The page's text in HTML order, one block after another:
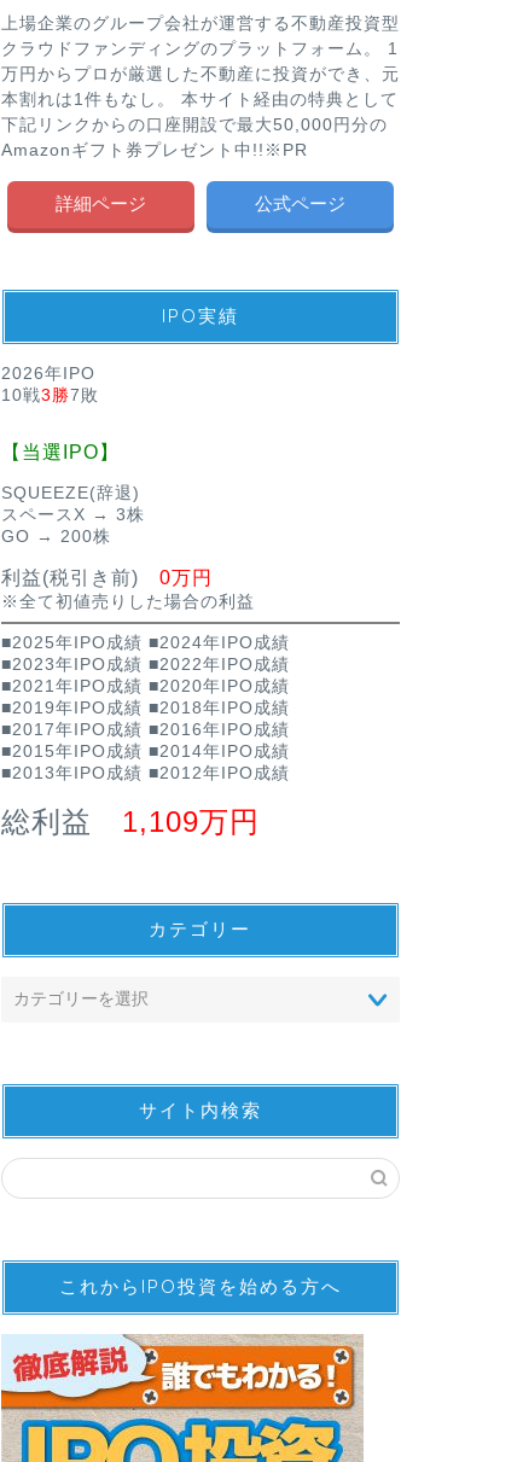
上場企業のグループ会社が運営する不動産投資型
クラウドファンディングのプラットフォーム。 1
万円からプロが厳選した不動産に投資ができ、元
本割れは1件もなし。 本サイト経由の特典として
下記リンクからの口座開設で最大50,000円分の
Amazonギフト券プレゼント中!!※PR
詳細ページ 公式ページ
IPO実績
2026年IPO
10戦3勝7敗
【当選IPO】
SQUEEZE(辞退)
スペースX → 3株
GO → 200株
利益(税引き前) 0万円
※全て初値売りした場合の利益
■2025年IPO成績 ■2024年IPO成績
■2023年IPO成績 ■2022年IPO成績
■2021年IPO成績 ■2020年IPO成績
■2019年IPO成績 ■2018年IPO成績
■2017年IPO成績 ■2016年IPO成績
■2015年IPO成績 ■2014年IPO成績
■2013年IPO成績 ■2012年IPO成績
総利益 1,109万円
カテゴリー
サイト内検索
これからIPO投資を始める方へ